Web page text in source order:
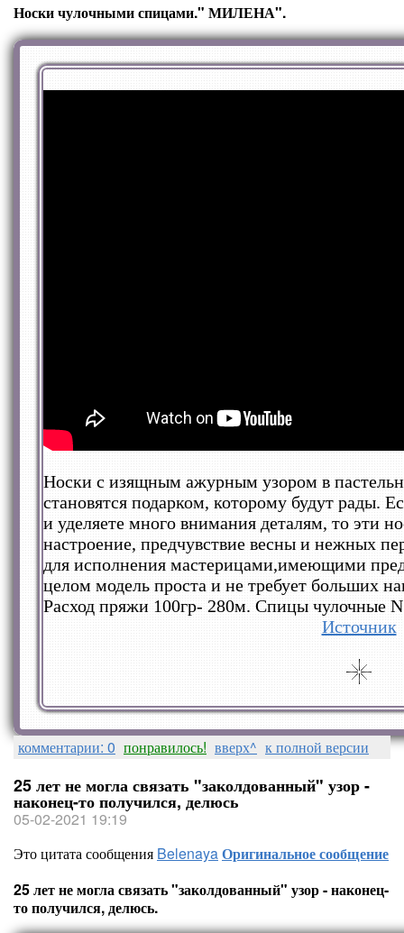
Носки чулочными спицами." МИЛЕНА".
Носки с изящным ажурным узором в
становятся подарком, которому будут рады.
и уделяете много внимания деталям, то эти
настроение, предчувствие весны и нежных
для исполнения мастерицами,имеющими
целом модель проста и не требует больших
Расход пряжи 100гр- 280м. Спицы чулочные
Источник
комментарии: 0 понравилось! вверх^ к полной версии
25 лет не могла связать "заколдованный" узор -
наконец-то получился, делюсь
05-02-2021 19:19
Это цитата сообщения BelenayaОригинальное сообщение
25 лет не могла связать "заколдованный" узор - наконец-
то получился, делюсь.